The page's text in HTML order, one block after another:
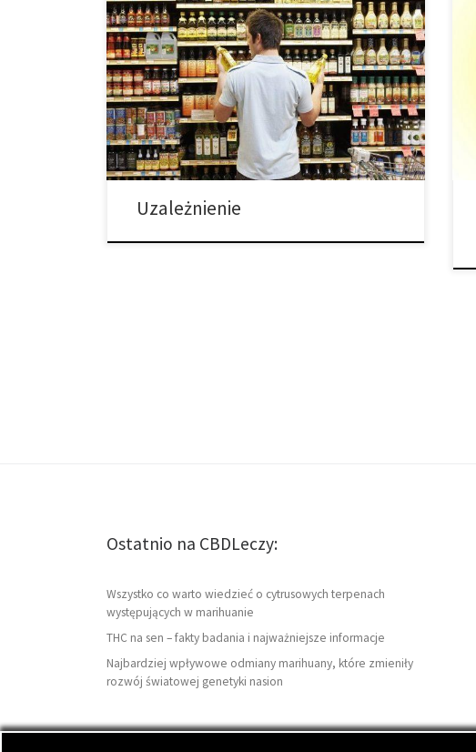
Nie ma prostych odpowiedzi jeśli chodzi o
uzależnienie. Czy to choroba? Problem
psychologiczny? Reakcja chemiczna? Uzależnienie
jest tematem, który porusza wiele różnych kwestii i
daje więcej pytań niż odpowiedzi. Ale jakie czynniki
wpływają na problem uzależnienia? 1. Fizyczne.
Uzależnienie jest bardzo fizycznym zjawiskiem. Nie
tylko niektórzy ludzie są genetycznie predysponowani
[…]
Uzależnienie
Ostatnio na CBDLeczy:
Wszystko co warto wiedzieć o cytrusowych terpenach
występujących w marihuanie
THC na sen – fakty badania i najważniejsze informacje
Najbardziej wpływowe odmiany marihuany, które zmieniły
rozwój światowej genetyki nasion